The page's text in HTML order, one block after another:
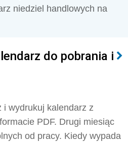
niedziel handlowych na
do pobrania i
i wydrukuj kalendarz z
PDF. Drugi miesiąc
od pracy. Kiedy wypada